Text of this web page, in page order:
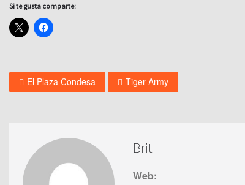
Si te gusta comparte:
El Plaza Condesa Tiger Army
Brit
Web: